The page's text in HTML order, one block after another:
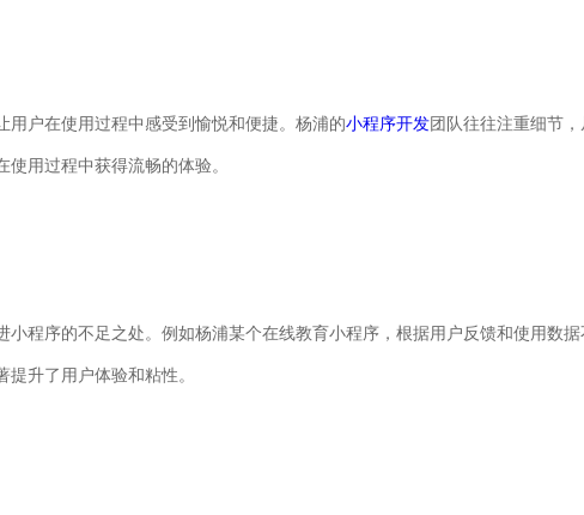
户在使用过程中感受到愉悦和便捷。杨浦的小程序开发团队往往注重细节
用过程中获得流畅的体验。
程序的不足之处。例如杨浦某个在线教育小程序，根据用户反馈和使用数
升了用户体验和粘性。